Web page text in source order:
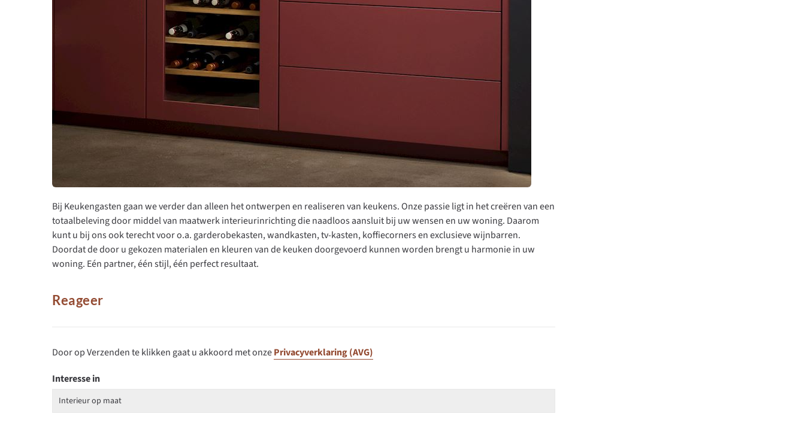
Bij Keukengasten gaan we verder dan alleen het ontwerpen en realiseren van keukens. Onze passie ligt in het creëren van een
totaalbeleving door middel van maatwerk interieurinrichting die naadloos aansluit bij uw wensen en uw woning. Daarom
kunt u bij ons ook terecht voor o.a. garderobekasten, wandkasten, tv-kasten, koffiecorners en exclusieve wijnbarren.
Doordat de door u gekozen materialen en kleuren van de keuken doorgevoerd kunnen worden brengt u harmonie in uw
woning. Eén partner, één stijl, één perfect resultaat.
Reageer
Door op Verzenden te klikken gaat u akkoord met onzePrivacyverklaring (AVG)
Interesse in